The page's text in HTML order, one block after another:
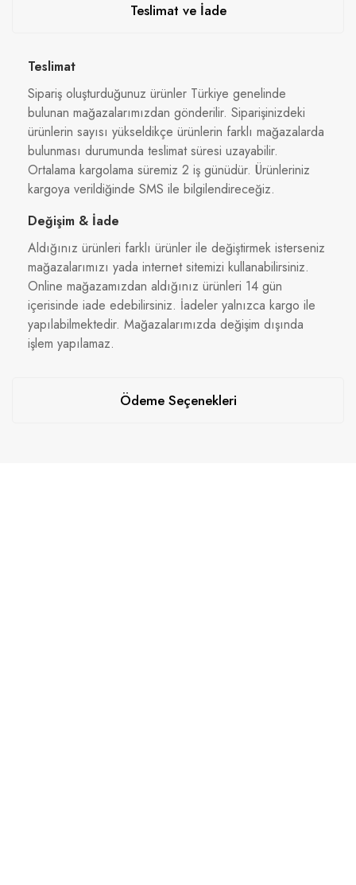
Teslimat ve İade
Teslimat
Sipariş oluşturduğunuz ürünler Türkiye genelinde
bulunan mağazalarımızdan gönderilir. Siparişinizdeki
ürünlerin sayısı yükseldikçe ürünlerin farklı mağazalarda
bulunması durumunda teslimat süresi uzayabilir.
Ortalama kargolama süremiz 2 iş günüdür. Ürünleriniz
kargoya verildiğinde SMS ile bilgilendireceğiz.
Değişim & İade
Aldığınız ürünleri farklı ürünler ile değiştirmek isterseniz
mağazalarımızı yada internet sitemizi kullanabilirsiniz.
Online mağazamızdan aldığınız ürünleri 14 gün
içerisinde iade edebilirsiniz. İadeler yalnızca kargo ile
yapılabilmektedir. Mağazalarımızda değişim dışında
işlem yapılamaz.
Ödeme Seçenekleri